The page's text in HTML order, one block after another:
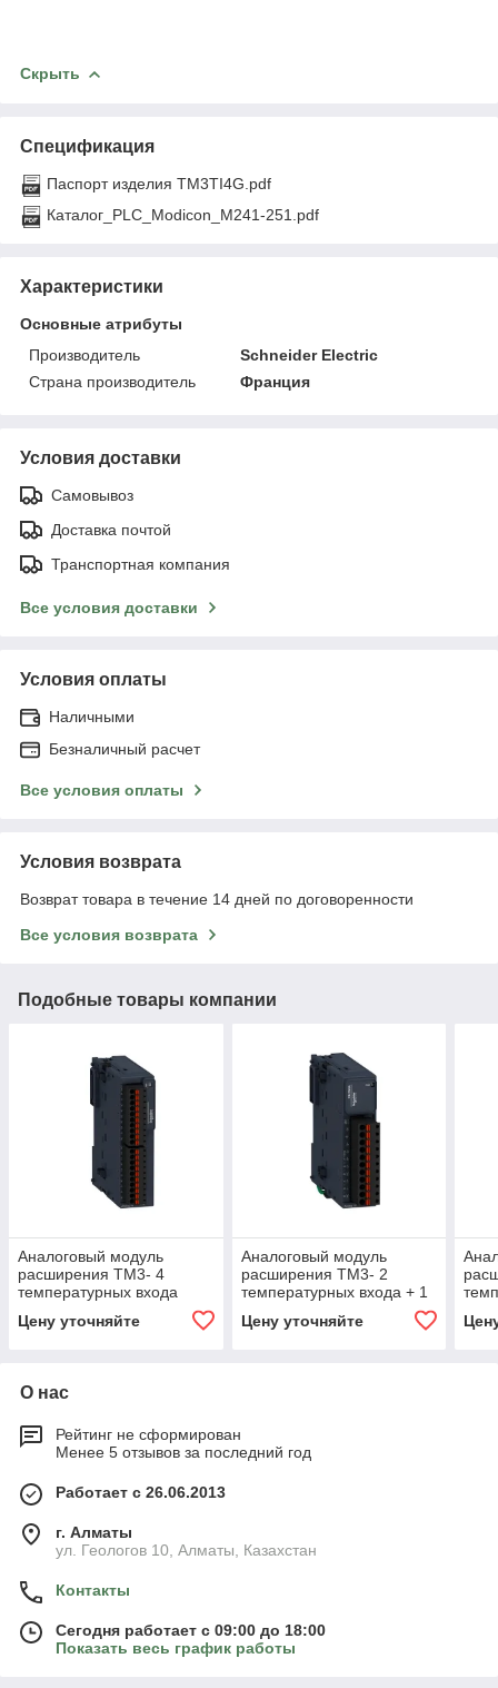
Скрыть
Спецификация
Паспорт изделия TM3TI4G.pdf
Каталог_PLC_Modicon_M241-251.pdf
Характеристики
Основные атрибуты
Производитель
Schneider Electric
Страна производитель
Франция
Условия доставки
Самовывоз
Доставка почтой
Транспортная компания
Все условия доставки
Условия оплаты
Наличными
Безналичный расчет
Все условия оплаты
Условия возврата
Возврат товара в течение 14 дней по договоренности
Все условия возврата
Подобные товары компании
Аналоговый модуль
расширения ТМ3- 4
температурных входа
Цену уточняйте
Аналоговый модуль
расширения ТМ3- 2
температурных входа + 1
пружинные клеммы
Цену уточняйте
О нас
Рейтинг не сформирован
Менее 5 отзывов за последний год
Работает с 26.06.2013
г. Алматы
ул. Геологов 10, Алматы, Казахстан
Контакты
Сегодня работает с 09:00 до 18:00
Показать весь график работы